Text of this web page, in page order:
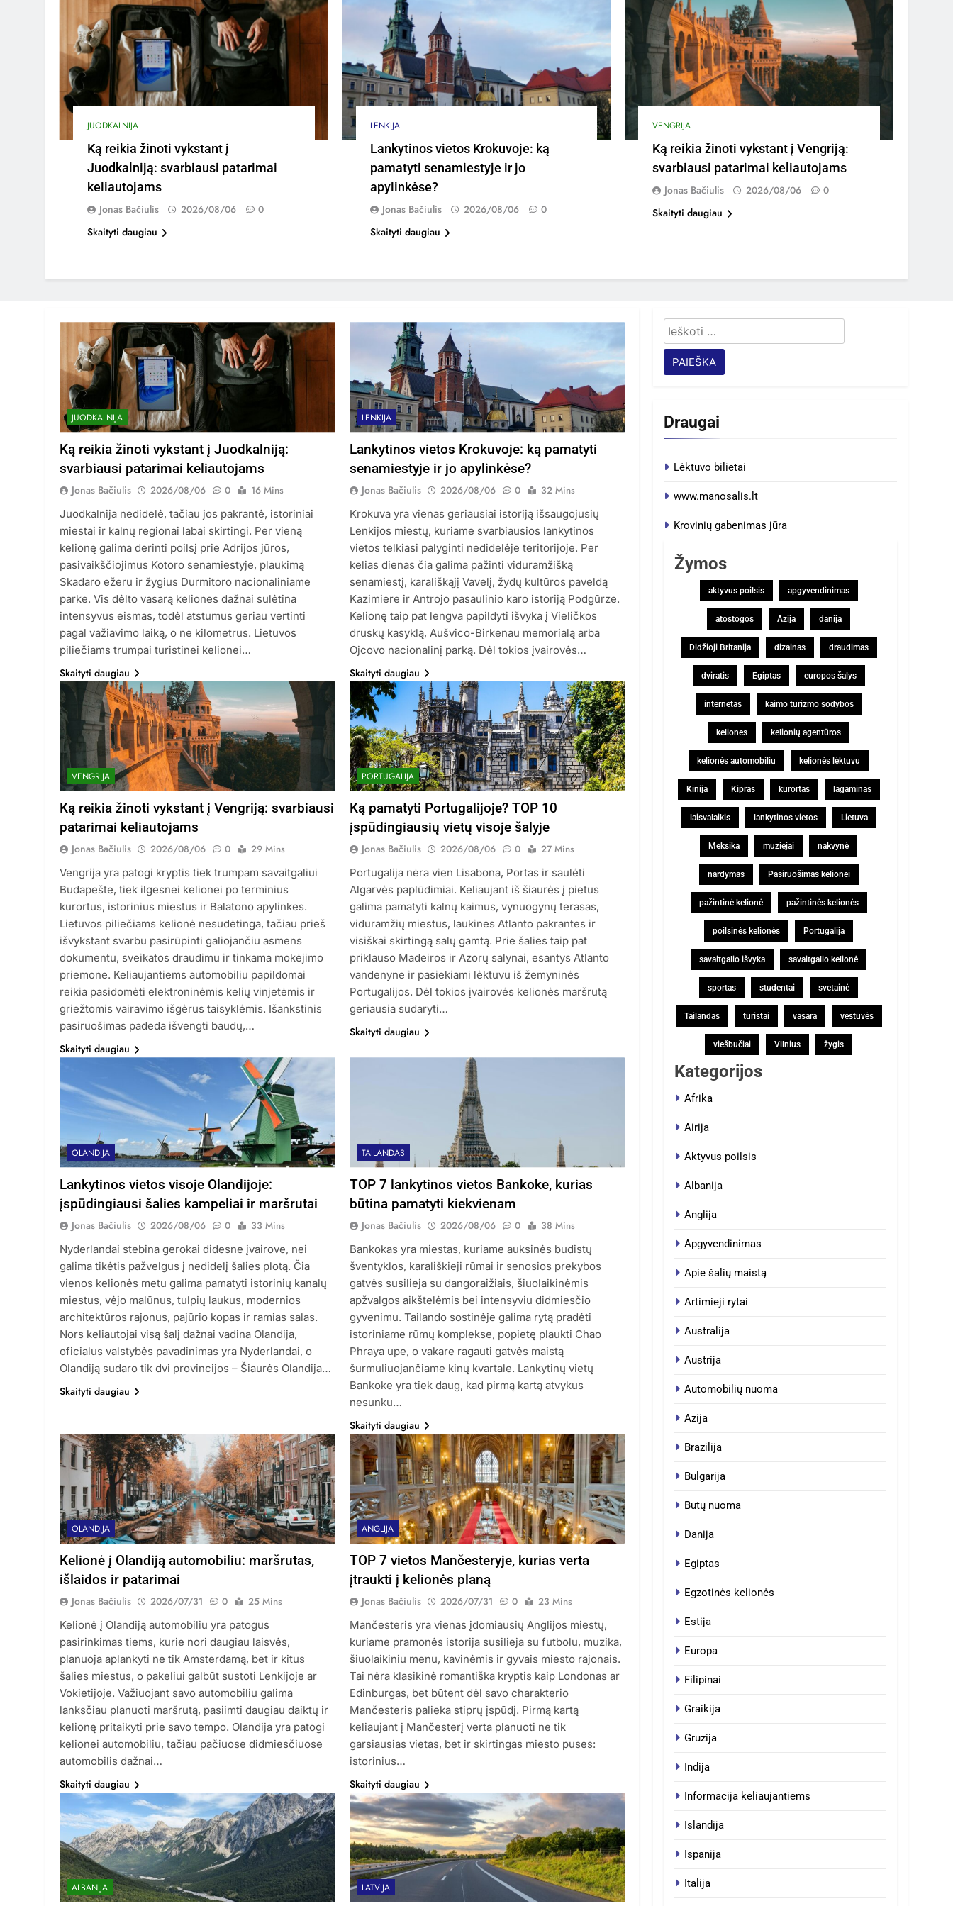
JUODKALNIJA
Ką reikia žinoti vykstant į
Juodkalniją: svarbiausi patarimai
keliautojams
Jonas Bačiulis 2026/08/06 0
Skaityti daugiau
LENKIJA
Lankytinos vietos Krokuvoje: ką
pamatyti senamiestyje ir jo
apylinkėse?
Jonas Bačiulis 2026/08/06 0
Skaityti daugiau
VENGRIJA
Ką reikia žinoti vykstant į Vengriją:
svarbiausi patarimai keliautojams
Jonas Bačiulis 2026/08/06 0
Skaityti daugiau
JUODKALNIJA
Ką reikia žinoti vykstant į Juodkalniją:
svarbiausi patarimai keliautojams
Jonas Bačiulis 2026/08/06 0
16 Mins
Juodkalnija nedidelė, tačiau jos pakrantė, istoriniai
miestai ir kalnų regionai labai skirtingi. Per vieną
kelionę galima derinti poilsį prie Adrijos jūros,
pasivaikščiojimus Kotoro senamiestyje, plaukimą
Skadaro ežeru ir žygius Durmitoro nacionaliniame
parke. Vis dėlto vasarą keliones dažnai sulėtina
intensyvus eismas, todėl atstumus geriau vertinti
pagal važiavimo laiką, o ne kilometrus. Lietuvos
piliečiams trumpai turistinei kelionei…
Skaityti daugiau
LENKIJA
Lankytinos vietos Krokuvoje: ką pamatyti
senamiestyje ir jo apylinkėse?
Jonas Bačiulis 2026/08/06 0
32 Mins
Krokuva yra vienas geriausiai istoriją išsaugojusių
Lenkijos miestų, kuriame svarbiausios lankytinos
vietos telkiasi palyginti nedidelėje teritorijoje. Per
kelias dienas čia galima pažinti viduramžišką
senamiestį, karališkąjį Vavelį, žydų kultūros paveldą
Kazimiere ir Antrojo pasaulinio karo istoriją Podgūrze.
Kelionę taip pat lengva papildyti išvyka į Vieličkos
druskų kasyklą, Aušvico-Birkenau memorialą arba
Ojcovo nacionalinį parką. Dėl tokios įvairovės…
Skaityti daugiau
VENGRIJA
Ką reikia žinoti vykstant į Vengriją: svarbiausi
patarimai keliautojams
Jonas Bačiulis 2026/08/06 0
29 Mins
Vengrija yra patogi kryptis tiek trumpam savaitgaliui
Budapešte, tiek ilgesnei kelionei po terminius
kurortus, istorinius miestus ir Balatono apylinkes.
Lietuvos piliečiams kelionė nesudėtinga, tačiau prieš
išvykstant svarbu pasirūpinti galiojančiu asmens
dokumentu, sveikatos draudimu ir tinkama mokėjimo
priemone. Keliaujantiems automobiliu papildomai
reikia pasidomėti elektroninėmis kelių vinjetėmis ir
griežtomis vairavimo išgėrus taisyklėmis. Išankstinis
pasiruošimas padeda išvengti baudų,…
Skaityti daugiau
PORTUGALIJA
Ką pamatyti Portugalijoje? TOP 10
įspūdingiausių vietų visoje šalyje
Jonas Bačiulis 2026/08/06 0
27 Mins
Portugalija nėra vien Lisabona, Portas ir saulėti
Algarvės paplūdimiai. Keliaujant iš šiaurės į pietus
galima pamatyti kalnų kaimus, vynuogynų terasas,
viduramžių miestus, laukines Atlanto pakrantes ir
visiškai skirtingą salų gamtą. Prie šalies taip pat
priklauso Madeiros ir Azorų salynai, esantys Atlanto
vandenyne ir pasiekiami lėktuvu iš žemyninės
Portugalijos. Dėl tokios įvairovės kelionės maršrutą
geriausia sudaryti…
Skaityti daugiau
OLANDIJA
Lankytinos vietos visoje Olandijoje:
įspūdingiausi šalies kampeliai ir maršrutai
Jonas Bačiulis 2026/08/06 0
33 Mins
Nyderlandai stebina gerokai didesne įvairove, nei
galima tikėtis pažvelgus į nedidelį šalies plotą. Čia
vienos kelionės metu galima pamatyti istorinių kanalų
miestus, vėjo malūnus, tulpių laukus, modernios
architektūros rajonus, pajūrio kopas ir ramias salas.
Nors keliautojai visą šalį dažnai vadina Olandija,
oficialus valstybės pavadinimas yra Nyderlandai, o
Olandiją sudaro tik dvi provincijos – Šiaurės Olandija…
Skaityti daugiau
TAILANDAS
TOP 7 lankytinos vietos Bankoke, kurias
būtina pamatyti kiekvienam
Jonas Bačiulis 2026/08/06 0
38 Mins
Bankokas yra miestas, kuriame auksinės budistų
šventyklos, karališkieji rūmai ir senosios prekybos
gatvės susilieja su dangoraižiais, šiuolaikinėmis
apžvalgos aikštelėmis bei intensyviu didmiesčio
gyvenimu. Tailando sostinėje galima rytą pradėti
istoriniame rūmų komplekse, popietę plaukti Chao
Phraya upe, o vakare ragauti gatvės maistą
šurmuliuojančiame kinų kvartale. Lankytinų vietų
Bankoke yra tiek daug, kad pirmą kartą atvykus
nesunku…
Skaityti daugiau
OLANDIJA
Kelionė į Olandiją automobiliu: maršrutas,
išlaidos ir patarimai
Jonas Bačiulis 2026/07/31 0
25 Mins
Kelionė į Olandiją automobiliu yra patogus
pasirinkimas tiems, kurie nori daugiau laisvės,
planuoja aplankyti ne tik Amsterdamą, bet ir kitus
šalies miestus, o pakeliui galbūt sustoti Lenkijoje ar
Vokietijoje. Važiuojant savo automobiliu galima
lanksčiau planuoti maršrutą, pasiimti daugiau daiktų ir
kelionę pritaikyti prie savo tempo. Olandija yra patogi
kelionei automobiliu, tačiau pačiuose didmiesčiuose
automobilis dažnai…
Skaityti daugiau
ANGLIJA
TOP 7 vietos Mančesteryje, kurias verta
įtraukti į kelionės planą
Jonas Bačiulis 2026/07/31 0
23 Mins
Mančesteris yra vienas įdomiausių Anglijos miestų,
kuriame pramonės istorija susilieja su futbolu, muzika,
šiuolaikiniu menu, kavinėmis ir gyvais miesto rajonais.
Tai nėra klasikinė romantiška kryptis kaip Londonas ar
Edinburgas, bet būtent dėl savo charakterio
Mančesteris palieka stiprų įspūdį. Pirmą kartą
keliaujant į Mančesterį verta planuoti ne tik
garsiausias vietas, bet ir skirtingas miesto puses:
istorinius…
Skaityti daugiau
ALBANIJA LATVIJA
Ieškoti:
Draugai
Lėktuvo bilietai
www.manosalis.lt
Krovinių gabenimas jūra
Žymos
aktyvus poilsis apgyvendinimas
atostogos Azija danija
Didžioji Britanija dizainas draudimas
dviratis Egiptas europos šalys
internetas kaimo turizmo sodybos
keliones kelionių agentūros
kelionės automobiliu kelionės lėktuvu
Kinija Kipras kurortas lagaminas
laisvalaikis lankytinos vietos Lietuva
Meksika muziejai nakvynė
nardymas Pasiruošimas kelionei
pažintinė kelionė pažintinės kelionės
poilsinės kelionės Portugalija
savaitgalio išvyka savaitgalio kelionė
sportas studentai svetainė
Tailandas turistai vasara vestuvės
viešbučiai Vilnius žygis
Kategorijos
Afrika
Airija
Aktyvus poilsis
Albanija
Anglija
Apgyvendinimas
Apie šalių maistą
Artimieji rytai
Australija
Austrija
Automobilių nuoma
Azija
Brazilija
Bulgarija
Butų nuoma
Danija
Egiptas
Egzotinės kelionės
Estija
Europa
Filipinai
Graikija
Gruzija
Indija
Informacija keliaujantiems
Islandija
Ispanija
Italija